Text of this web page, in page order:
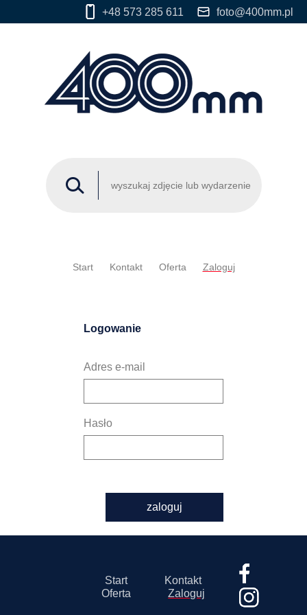
+48 573 285 611 foto@400mm.pl
Start Kontakt Oferta Zaloguj
Logowanie
Adres e-mail
Hasło
zaloguj
Start
Kontakt
Oferta
Zaloguj